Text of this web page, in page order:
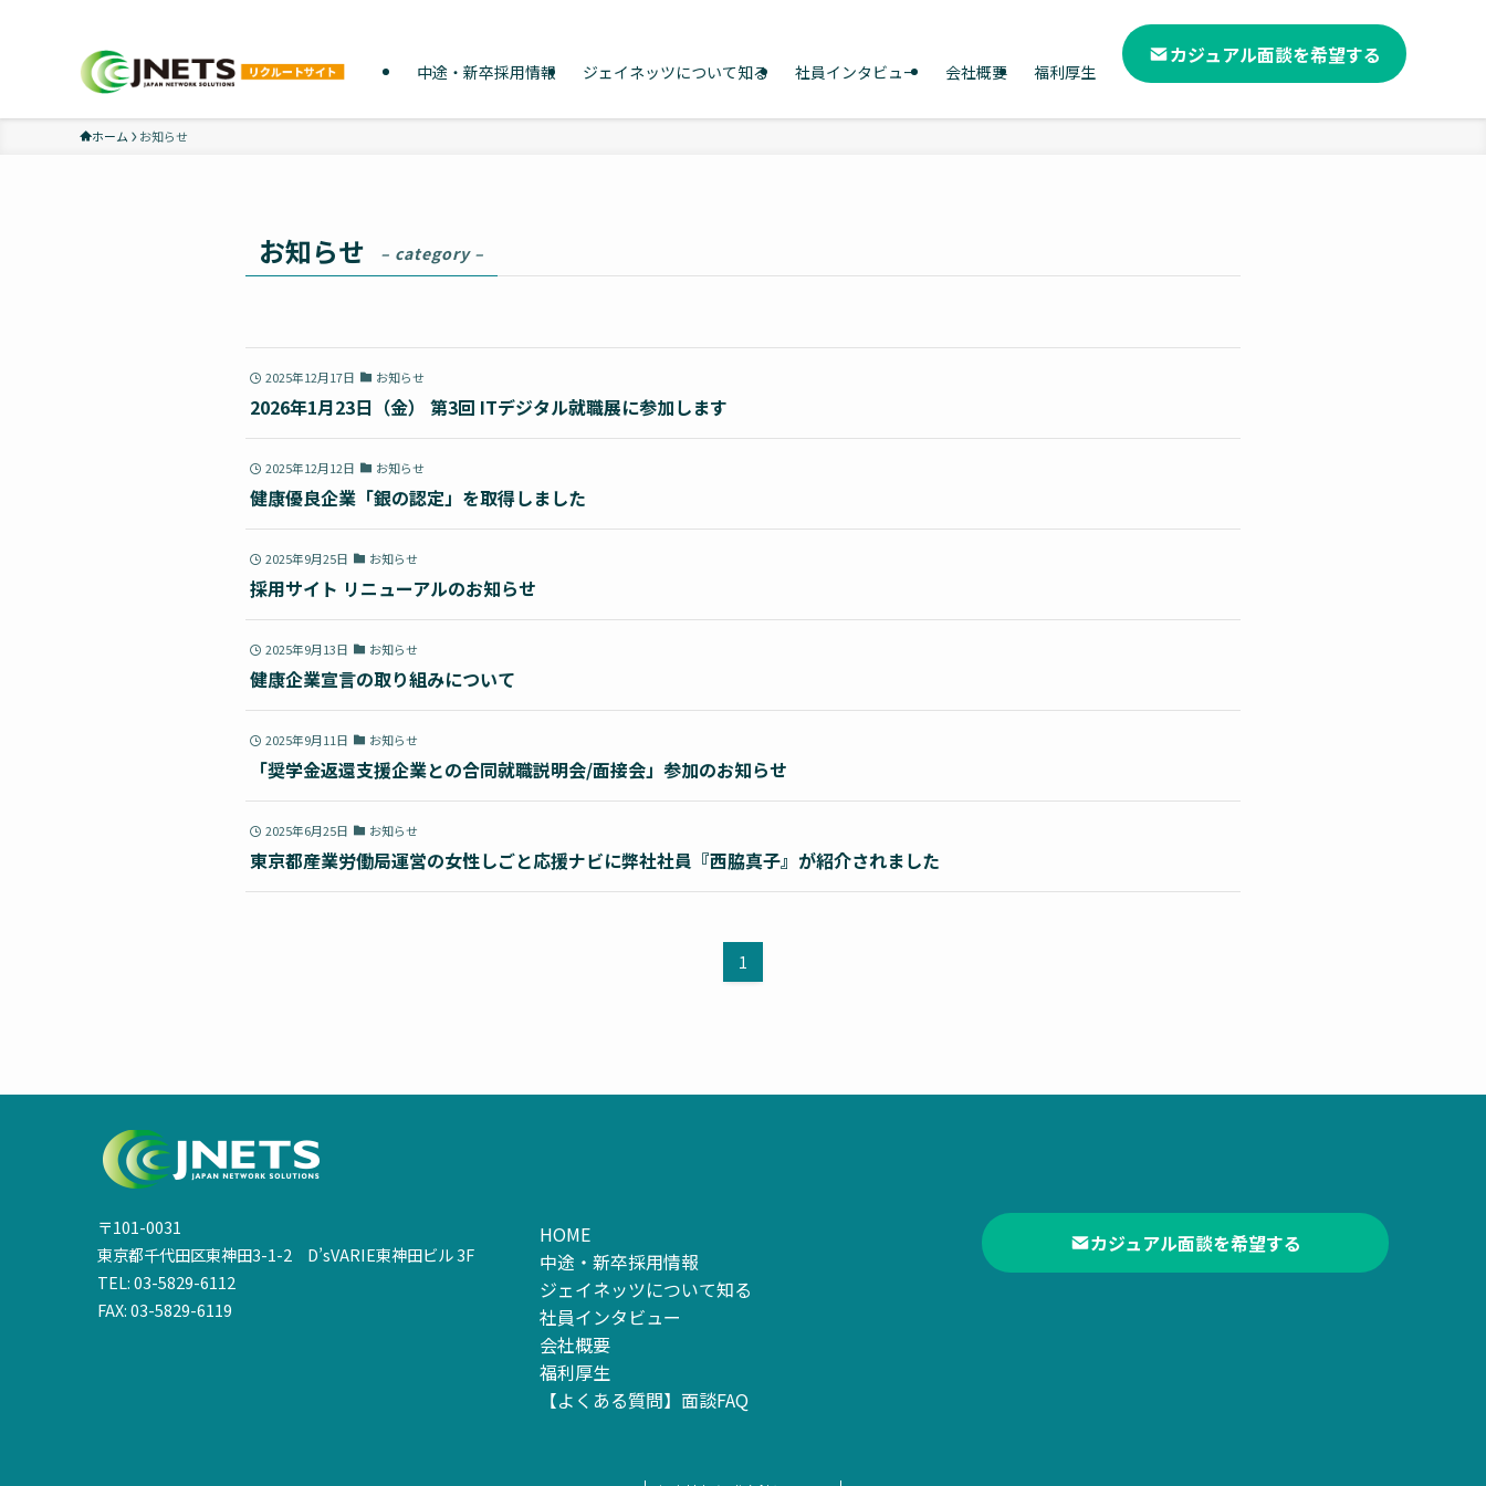
中途・新卒採用情報 ジェイネッツについて知る 社員インタビュー 会社概要 福利厚生
カジュアル面談を希望する
ホーム お知らせ
お知らせ – category –
2025年12月17日 お知らせ
2026年1月23日（金） 第3回 ITデジタル就職展に参加します
2025年12月12日 お知らせ
健康優良企業「銀の認定」を取得しました
2025年9月25日 お知らせ
採用サイト リニューアルのお知らせ
2025年9月13日 お知らせ
健康企業宣言の取り組みについて
2025年9月11日 お知らせ
「奨学金返還支援企業との合同就職説明会/面接会」参加のお知らせ
2025年6月25日 お知らせ
東京都産業労働局運営の女性しごと応援ナビに弊社社員『西脇真子』が紹介されました
1
〒101-0031
東京都千代田区東神田3-1-2 D’sVARIE東神田ビル 3F
TEL: 03-5829-6112
FAX: 03-5829-6119
HOME
中途・新卒採用情報
ジェイネッツについて知る
社員インタビュー
会社概要
福利厚生
【よくある質問】面談FAQ
カジュアル面談を希望する